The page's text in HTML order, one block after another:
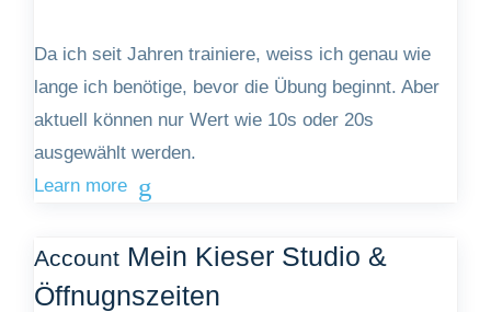
Da ich seit Jahren trainiere, weiss ich genau wie
lange ich benötige, bevor die Übung beginnt. Aber
aktuell können nur Wert wie 10s oder 20s
ausgewählt werden.
Learn more
Account Mein Kieser Studio &
Öffnugnszeiten